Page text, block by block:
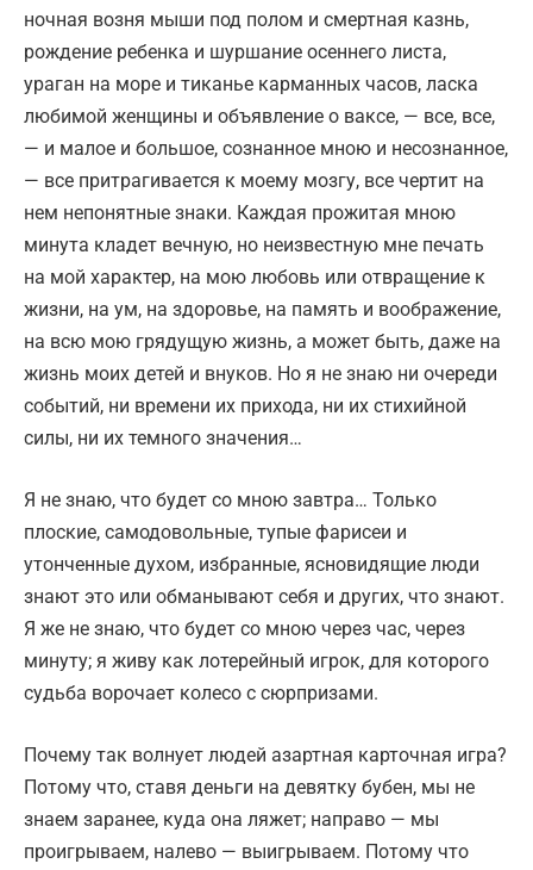
ночная возня мыши под полом и смертная казнь,
рождение ребенка и шуршание осеннего листа,
ураган на море и тиканье карманных часов, ласка
любимой женщины и объявление о ваксе, — все, все,
— и малое и большое, сознанное мною и несознанное,
— все притрaгивается к моему мозгу, все чертит на
нем непонятные знаки. Каждая прожитая мною
минута кладет вечную, но неизвестную мне печать
на мой характер, на мою любовь или отвращение к
жизни, на ум, на здоровье, на память и воображение,
на всю мою грядущую жизнь, а может быть, даже на
жизнь моих детей и внуков. Но я не знаю ни очереди
событий, ни времени их прихода, ни их стихийной
силы, ни их темного значения…
Я не знаю, что будет со мною завтра… Только
плоские, самодовольные, тупые фарисеи и
утонченные духом, избранные, ясновидящие люди
знают это или обманывают себя и других, что знают.
Я же не знаю, что будет со мною через час, через
минуту; я живу как лотерейный игрок, для которого
судьба ворочает колесо с сюрпризами.
Почему так волнует людей азартная карточная игра?
Потому что, ставя деньги на девятку бубен, мы не
знаем заранее, куда она ляжет; направо — мы
проигрываем, налево — выигрываем. Потому что